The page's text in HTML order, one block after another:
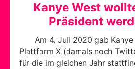
Kanye West
Präsident
Am 4. Juli 2020 gab
Plattform X (damals noch
für die im gleichen Jahr